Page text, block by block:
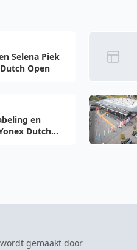
Selena Piek
Open
en
Dutch
gemaakt door